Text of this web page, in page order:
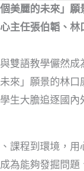
美麗的未來」願
主任張伯韜、林
雙語教學儼然成
來」願景的林口
生大膽追逐國內
課程到環境，用
為能夠發掘問題